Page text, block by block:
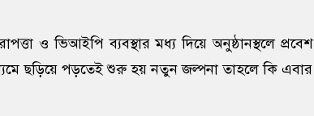
ও ভিআইপি ব্যবস্থার মধ্য দিয়ে অনুষ্ঠানস্থলে প্রবেশ
ছড়িয়ে পড়তেই শুরু হয় নতুন জল্পনা তাহলে কি এবার